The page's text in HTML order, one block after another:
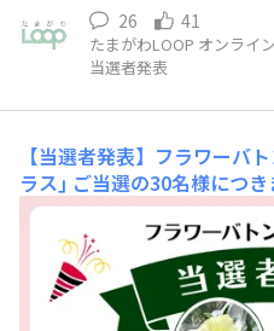
26 41
たまがわLOOP オンライ
当選者発表
【当選者発表】フラワーバ
ラス｣ ご当選の30名様につ
1:00頃に投稿した『展示を
自宅で育てませんか？』ペ
変更はございません。皆さ
オンライン運営事務局です
｢ラナンキュラス｣ に、大